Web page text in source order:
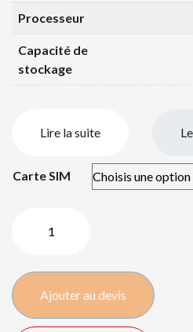
Processeur
Capacité de
stockage
Lire la suite
Carte SIM
Pro
12.9″
Ajouter au devis